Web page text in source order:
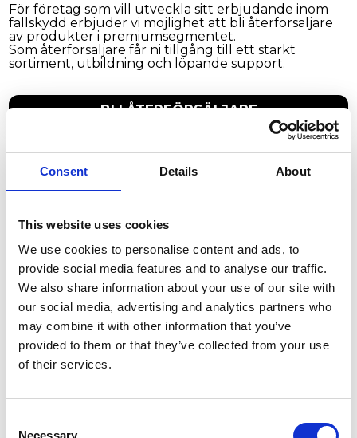
Consent Details About
This website uses cookies
We use cookies to personalise content and ads, to
provide social media features and to analyse our traffic.
We also share information about your use of our site with
our social media, advertising and analytics partners who
may combine it with other information that you’ve
provided to them or that they’ve collected from your use
of their services.
Necessary
För företag som vill utveckla sitt erbjudande inom
fallskydd erbjuder vi möjlighet att bli återförsäljare
av produkter i premiumsegmentet.
Som återförsäljare får ni tillgång till ett starkt
sortiment, utbildning och löpande support.
BLI ÅTERFÖRSÄLJARE
SE VÅRA
UTBILDNINGAR
Vi erbjuder utbildningar för instruktörer,
Med mångårig erfarenhet från fallskyddsbranschen